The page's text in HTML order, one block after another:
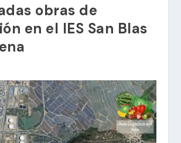
obras de
en el IES San Blas